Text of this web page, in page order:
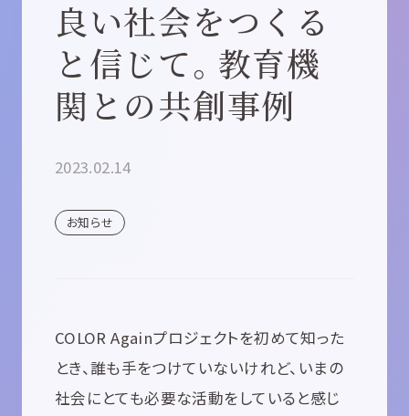
良い社会をつくる
と信じて。教育機
関との共創事例
2023.02.14
お知らせ
COLOR Againプロジェクトを初めて知った
とき、誰も手をつけていないけれど、いまの
社会にとても必要な活動をしていると感じ